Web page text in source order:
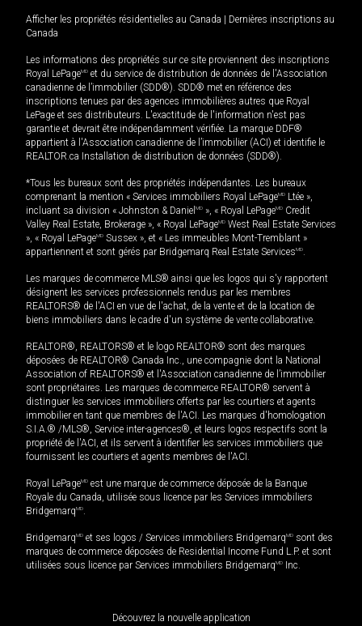
Afficher les propriétés résidentielles au Canada
Dernières inscriptions au
Canada
Les informations des propriétés sur ce site proviennent des inscriptions
Royal LePageMD et du service de distribution de données de l'Association
canadienne de l’immobilier (SDD®). SDD® met en référence des
inscriptions tenues par des agences immobilières autres que Royal
LePage et ses distributeurs. L'exactitude de l'information n'est pas
garantie et devrait être indépendamment vérifiée. La marque DDF®
appartient à l'Association canadienne de l’immobilier (ACI) et identifie le
REALTOR.ca Installation de distribution de données (SDD®).
*Tous les bureaux sont des propriétés indépendantes. Les bureaux
comprenant la mention « Services immobiliers Royal LePageMD Ltée »,
incluant sa division « Johnston & Daniel MD », « Royal LePageMD Credit
Valley Real Estate, Brokerage », « Royal LePageMD West Real Estate Services
», « Royal LePageMD Sussex », et « Les immeubles Mont-Tremblant »
appartiennent et sont gérés par Bridgemarq Real Estate ServicesMD.
Les marques de commerce MLS® ainsi que les logos qui s'y rapportent
désignent les services professionnels rendus par les membres
REALTORS® de l'ACI en vue de l'achat, de la vente et de la location de
biens immobiliers dans le cadre d'un système de vente collaborative.
REALTOR®, REALTORS® et le logo REALTOR® sont des marques
déposées de REALTOR® Canada Inc., une compagnie dont la National
Association of REALTORS® et l'Association canadienne de l’immobilier
sont propriétaires. Les marques de commerce REALTOR® servent à
distinguer les services immobiliers offerts par les courtiers et agents
immobilier en tant que membres de l'ACI. Les marques d'homologation
S.I.A.® /MLS®, Service inter-agences®, et leurs logos respectifs sont la
propriété de l'ACI, et ils servent à identifier les services immobiliers que
fournissent les courtiers et agents membres de l'ACI.
Royal LePageMD est une marque de commerce déposée de la Banque
Royale du Canada, utilisée sous licence par les Services immobiliers
BridgemarqMD.
BridgemarqMD et ses logos / Services immobiliers BridgemarqMD sont des
marques de commerce déposées de Residential Income Fund L.P. et sont
utilisées sous licence par Services immobiliers BridgemarqMD Inc.
Découvrez la nouvelle application